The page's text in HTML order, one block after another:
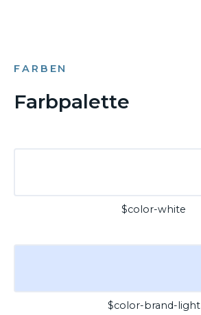
FARBEN
Farbpalette
$color-white
$color-brand-light